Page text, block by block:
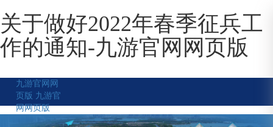
关于做好2022年春季征兵工
作的通知-九游官网网页版
九游官网网
页版 九游官
网网页版